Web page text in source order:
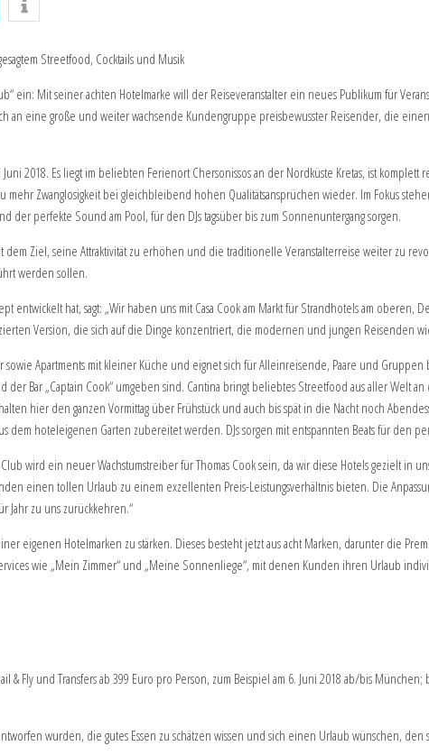
Streetfood, Cocktails und Musik
ein: Mit seiner achten Hotelmarke will der Reiseveranstalter ein neues Publikum für
an eine große und weiter wachsende Kundengruppe preisbewusster Reisender, die
2018. Es liegt im beliebten Ferienort Chersonissos an der Nordküste Kretas, ist
mehr Zwanglosigkeit bei gleichbleibend hohen Qualitätsansprüchen wieder. Im Fokus
der perfekte Sound am Pool, für den DJs tagsüber bis zum Sonnenuntergang sorgen.
dem Ziel, seine Attraktivität zu erhöhen und die traditionelle Veranstalterreise weiter zu
werden sollen.
entwickelt hat, sagt: „Wir haben uns mit Casa Cook am Markt für Strandhotels am
Version, die sich auf die Dinge konzentriert, die modernen und jungen Reisenden
sowie Apartments mit kleiner Küche und eignet sich für Alleinreisende, Paare und
der Bar „Captain Cook“ umgeben sind. Cantina bringt beliebtes Streetfood aus aller Welt
hier den ganzen Vormittag über Frühstück und auch bis spät in die Nacht noch
dem hoteleigenen Garten zubereitet werden. DJs sorgen mit entspannten Beats für den
Club wird ein neuer Wachstumstreiber für Thomas Cook sein, da wir diese Hotels gezielt
einen tollen Urlaub zu einem exzellenten Preis-Leistungsverhältnis bieten. Die
Jahr zu uns zurückkehren.“
eigenen Hotelmarken zu stärken. Dieses besteht jetzt aus acht Marken, darunter die
wie „Mein Zimmer“ und „Meine Sonnenliege“, mit denen Kunden ihren Urlaub
Fly und Transfers ab 399 Euro pro Person, zum Beispiel am 6. Juni 2018 ab/bis
wurden, die gutes Essen zu schätzen wissen und sich einen Urlaub wünschen,